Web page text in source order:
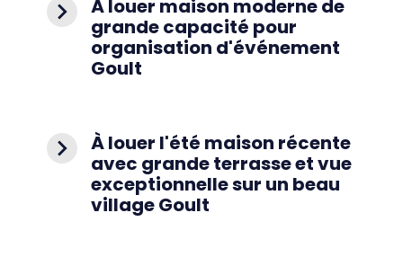
navigate_next À louer maison moderne de
grande capacité pour
organisation d'événement
Goult
navigate_next À louer l'été maison récente
avec grande terrasse et vue
exceptionnelle sur un beau
village Goult